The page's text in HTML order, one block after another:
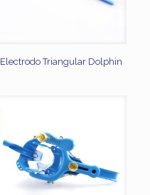
Electrodo Triangular Dolphin